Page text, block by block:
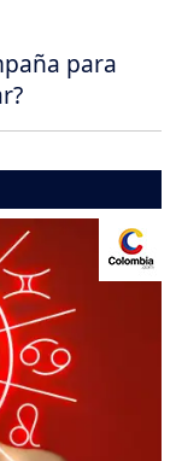
para